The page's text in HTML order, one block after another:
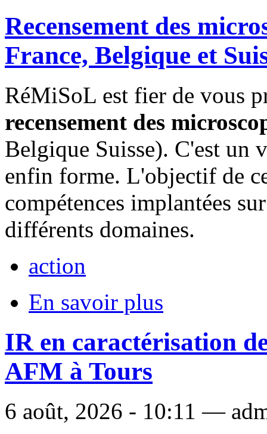
Recensement des
France, Belgique et
RéMiSoL est fier de vous
recensement des
Belgique Suisse). C'est
enfin forme. L'objectif de
compétences implantées
différents domaines.
action
En savoir plus
IR en caractérisation
AFM à Tours
6 août, 2026 - 10:11 —